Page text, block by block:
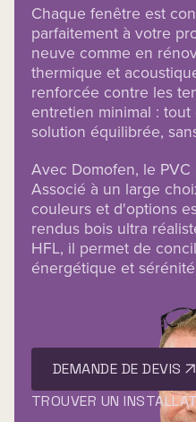
Chaque fenêtre est
parfaitement à votre
neuve comme en
thermique et
renforcée contre les
entretien minimal :
solution équilibrée,
Avec Domofen, le
Associé à un large
couleurs et d'options
rendus bois ultra
HFL, il permet de
énergétique et
DEMANDE DE DEVIS
TROUVER UN